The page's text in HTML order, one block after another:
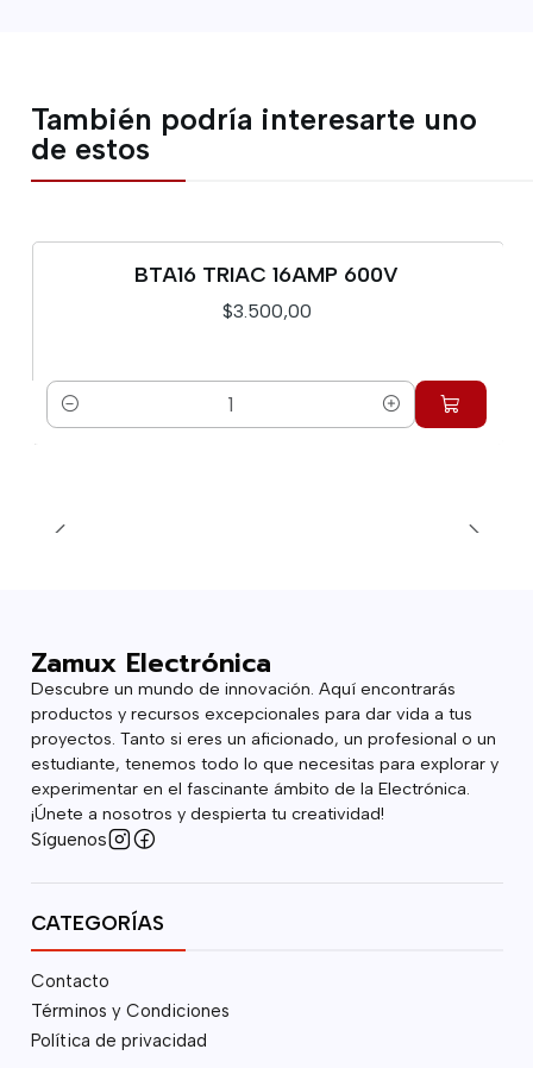
También podría interesarte uno
de estos
BTA16 TRIAC 16AMP 600V
$3.500,00
Cantidad
Zamux Electrónica
Descubre un mundo de innovación. Aquí encontrarás
productos y recursos excepcionales para dar vida a tus
proyectos. Tanto si eres un aficionado, un profesional o un
estudiante, tenemos todo lo que necesitas para explorar y
experimentar en el fascinante ámbito de la Electrónica.
¡Únete a nosotros y despierta tu creatividad!
Síguenos
CATEGORÍAS
Contacto
Términos y Condiciones
Política de privacidad